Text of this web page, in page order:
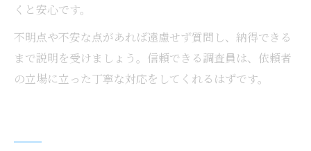
くと安心です。
不明点や不安な点があれば遠慮せず質問し、納得できる
まで説明を受けましょう。信頼できる調査員は、依頼者
の立場に立った丁寧な対応をしてくれるはずです。